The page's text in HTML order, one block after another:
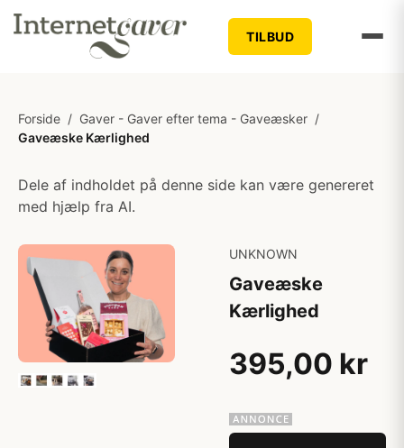
TILBUD
Forside / Gaver - Gaver efter tema - Gaveæsker /
Gaveæske Kærlighed
Dele af indholdet på denne side kan være genereret
med hjælp fra AI.
UNKNOWN
Gaveæske
Kærlighed
395,00 kr